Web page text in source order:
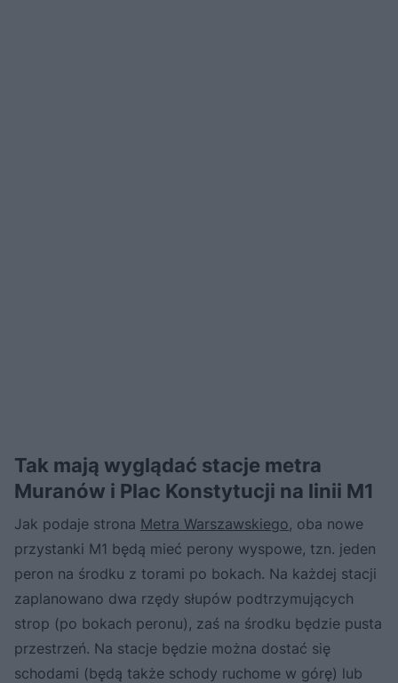
Tak mają wyglądać stacje metra
Muranów i Plac Konstytucji na linii M1
Jak podaje strona Metra Warszawskiego, oba nowe
przystanki M1 będą mieć perony wyspowe, tzn. jeden
peron na środku z torami po bokach. Na każdej stacji
zaplanowano dwa rzędy słupów podtrzymujących
strop (po bokach peronu), zaś na środku będzie pusta
przestrzeń. Na stacje będzie można dostać się
schodami (będą także schody ruchome w górę) lub